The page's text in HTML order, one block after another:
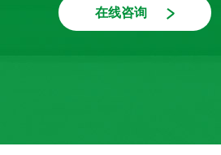
在线咨询